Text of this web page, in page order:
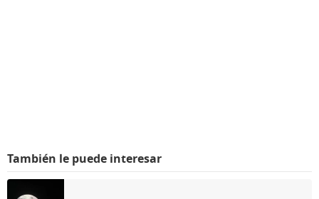
También le puede interesar